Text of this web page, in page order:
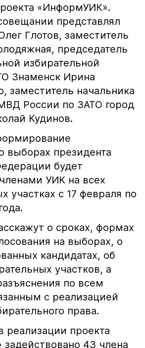
«ИнформУИК».
представлял
Глотов, заместитель
председатель
избирательной
Знаменск Ирина
заместитель начальника
России по ЗАТО город
Кудинов.
выборах президента
будет
УИК на всех
участках с 17 февраля по
о сроках, формах
на выборах, о
кандидатах, об
участков, а
по всем
с реализацией
права.
реализации проекта
43 члена